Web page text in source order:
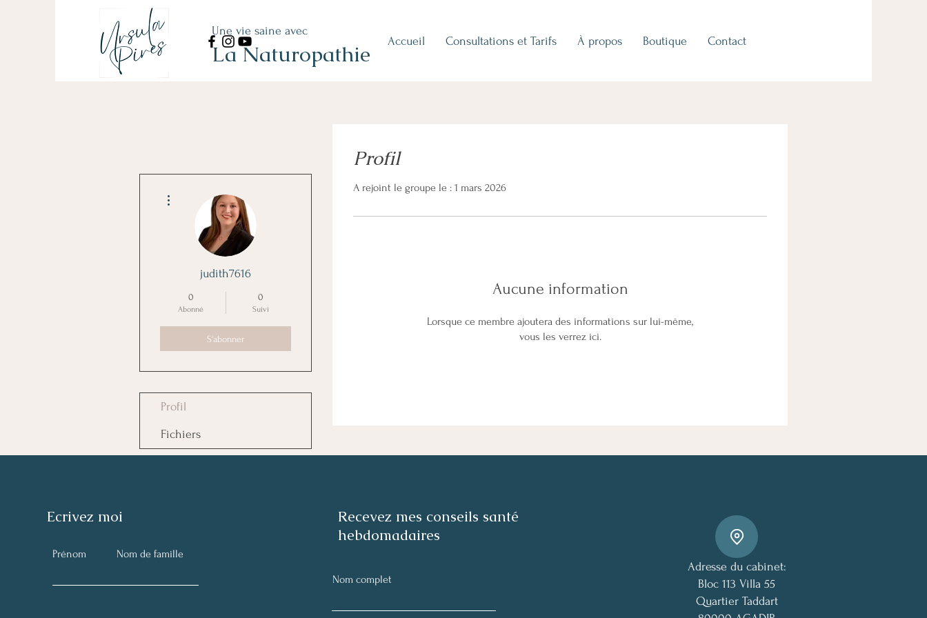
Une vie saine avec
La Naturopathie Accueil Consultations et Tarifs À propos Boutique Contact
Profil
A rejoint le groupe le : 1 mars 2026
Aucune information
Lorsque ce membre ajoutera des informations sur lui-même,
vous les verrez ici.
judith7616
0
Abonné
0
Suivi
S'abonner
Profil
Fichiers
Ecrivez moi
Prénom Nom de famille
Recevez mes conseils santé
hebdomadaires
Nom complet
Adresse du cabinet:
Bloc 113 Villa 55
Quartier Taddart